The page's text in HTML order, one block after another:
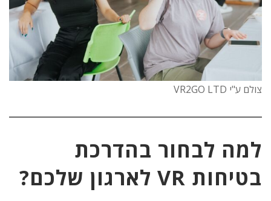
צולם ע"י VR2GO LTD
למה לבחור בהדרכת
בטיחות VR לארגון שלכם?